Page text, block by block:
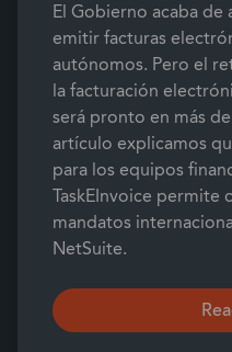
El Gobierno acaba
emitir facturas
autónomos. Pero el
la facturación
será pronto en más
artículo explicamos
para los equipos
TaskEInvoice permite
mandatos
NetSuite.